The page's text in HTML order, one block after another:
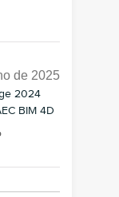
de 2025
2024
BIM 4D